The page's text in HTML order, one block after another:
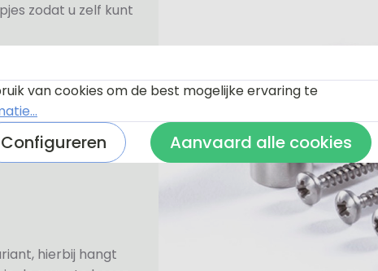
zodat u zelf kunt
afstandhouders.
. Mocht u voor een
aan omdat
hierbij hangt
van cookies om de best mogelijke ervaring te
Configureren Aanvaard alle cookies